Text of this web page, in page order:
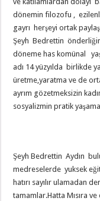
dönemin filozofu ,
gayrı herşeyi ortak
Şeyh Bedrettin
döneme has komünal
adı 14 yüzyılda birlikde
üretme,yaratma ve de
ayrım gözetmeksizin
sosyalizmin pratik
Şeyh Bedrettin Aydın
medreselerde yuksek
hatırı sayılır ulamadan
tamamlar.Hatta Mısıra